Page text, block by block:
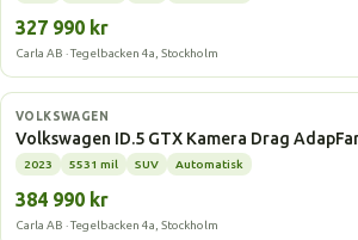
327 990 kr
Carla AB · Tegelbacken 4a, Stockholm
Elbil
VOLKSWAGEN
Volkswagen ID.5 GTX Kamera Drag
2023 5531 mil SUV Automatisk
384 990 kr
Carla AB · Tegelbacken 4a, Stockholm